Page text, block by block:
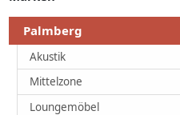
Palmberg
Akustik
Mittelzone
Loungemöbel